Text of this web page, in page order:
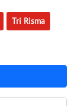
Tri Risma